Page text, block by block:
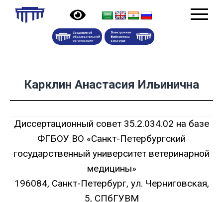
Карклин Анастасия Ильинична
Диссертационный совет 35.2.034.02 на базе
ФГБОУ ВО «Санкт-Петербургский
государственный университет ветеринарной
медицины»
196084, Санкт-Петербург, ул. Черниговская,
5, СПбГУВМ